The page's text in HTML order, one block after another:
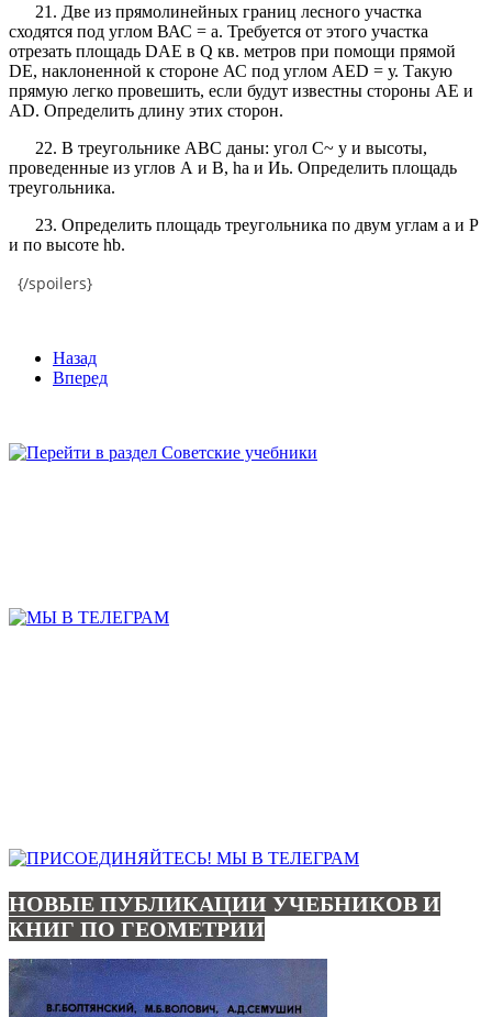
21. Две из прямолинейных границ лесного участка
сходятся под углом ВАС = а. Требуется от этого участка
отрезать площадь DAE в Q кв. метров при помощи прямой
DE, наклоненной к стороне АС под углом AED = у. Такую
прямую легко провешить, если будут известны стороны АЕ и
AD. Определить длину этих сторон.
22. В треугольнике ABC даны: угол С~ у и высоты,
проведенные из углов А и В, ha и Иь. Определить площадь
треугольника.
23. Определить площадь треугольника по двум углам а и Р
и по высоте hb.
{/spoilers}
Назад
Вперед
НОВЫЕ ПУБЛИКАЦИИ УЧЕБНИКОВ И
КНИГ ПО ГЕОМЕТРИИ